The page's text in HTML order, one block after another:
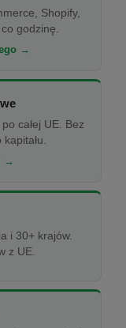
Shopify,
godzinę.
→
całej UE. Bez
→
i 30+ krajów.
z UE.